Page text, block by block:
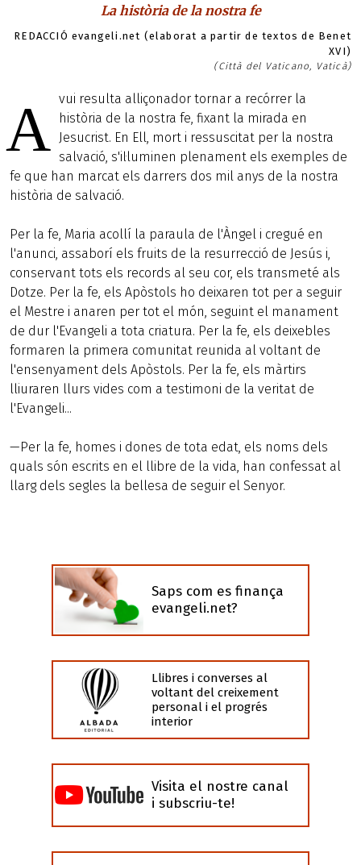
La història de la nostra fe
REDACCIÓ evangeli.net (elaborat a partir de textos de Benet
XVI)
(Città del Vaticano, Vaticà)
A vui resulta alliçonador tornar a recórrer la
història de la nostra fe, fixant la mirada en
Jesucrist. En Ell, mort i ressuscitat per la nostra
salvació, s'il·luminen plenament els exemples de
fe que han marcat els darrers dos mil anys de la nostra
història de salvació.
Per la fe, Maria acollí la paraula de l'Àngel i cregué en
l'anunci, assaborí els fruits de la resurrecció de Jesús i,
conservant tots els records al seu cor, els transmeté als
Dotze. Per la fe, els Apòstols ho deixaren tot per a seguir
el Mestre i anaren per tot el món, seguint el manament
de dur l'Evangeli a tota criatura. Per la fe, els deixebles
formaren la primera comunitat reunida al voltant de
l'ensenyament dels Apòstols. Per la fe, els màrtirs
lliuraren llurs vides com a testimoni de la veritat de
l'Evangeli...
—Per la fe, homes i dones de tota edat, els noms dels
quals són escrits en el llibre de la vida, han confessat al
llarg dels segles la bellesa de seguir el Senyor.
Saps com es finança
evangeli.net?
Llibres i converses al
voltant del creixement
personal i el progrés
interior
Visita el nostre canal
i subscriu-te!